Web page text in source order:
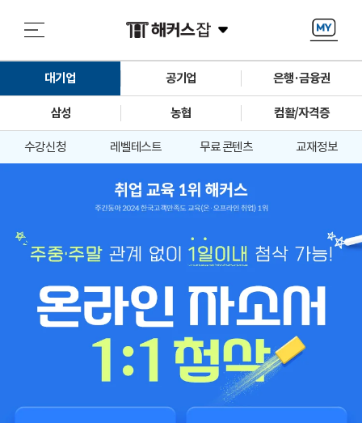
대기업 공기업 은행·금융권
삼성 농협 컴활/자격증
수강신청 레벨테스트 무료 콘텐츠 교재정보